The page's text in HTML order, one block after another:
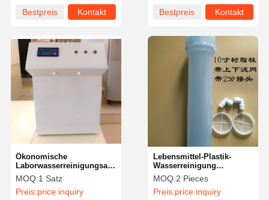
Bestpreis
Kontakt
Bestpreis
Kontakt
Lebensmittel-Plastik-
Wasserreinigung
Verbrauchsmaterialien
Ultra-reinigte Harzkolonne
MOQ:2 Pieces
Preis:price inquiry
Ökonomische
Laborwasserreinigungsanlage
Benutzerorientiertes
Design ZWD-BA2-05
MOQ:1 Satz
Preis:price inquiry